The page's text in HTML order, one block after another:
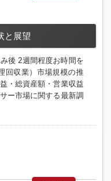
と展望
後 2週間程度お時間を
回収業）市場規模の推
・総資産額・営業収益
ー市場に関する最新調